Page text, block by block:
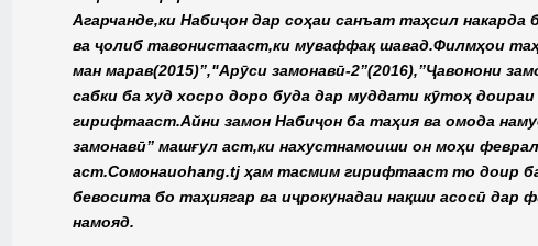
Агарчанде,ки Набиҷон дар соҳаи санъат таҳсил
ва ҷолиб тавонистааст,ки муваффақ шавад.Филмҳои
ман марав(2015)”,"Арӯси замонавӣ-2”(2016),”Ҷавонони
сабки ба худ хосро доро буда дар муддати кӯтоҳ
гирифтааст.Айни замон Набиҷон ба таҳия ва омода
замонавӣ” машғул аст,ки нахустнамоиши он моҳи
аст.Сомонаиohang.tj ҳам тасмим гирифтааст то доир
бевосита бо таҳиягар ва иҷрокунадаи нақши асосӣ
намояд.